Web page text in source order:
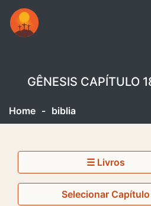
GÊNESIS CAPÍTULO
Home - biblia
☰ Livros
Selecionar Capítulo